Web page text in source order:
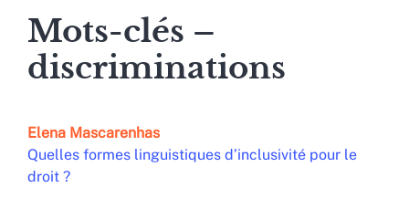
Mots-clés –
discriminations
Elena Mascarenhas
Quelles formes linguistiques d’inclusivité pour le
droit ?